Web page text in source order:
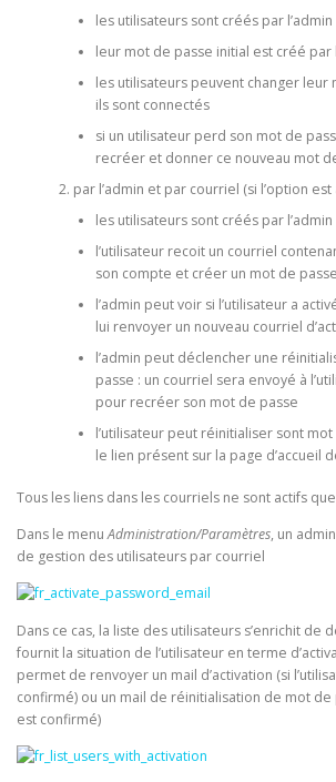
les utilisateurs sont créés par l’admin
leur mot de passe initial est créé par
les utilisateurs peuvent changer leur
ils sont connectés
si un utilisateur perd son mot de
recréer et donner ce nouveau mot
par l’admin et par courriel (si l’option est
les utilisateurs sont créés par l’admin
l’utilisateur recoit un courriel
son compte et créer un mot de passe
l’admin peut voir si l’utilisateur a
lui renvoyer un nouveau courriel
l’admin peut déclencher une
passe : un courriel sera envoyé à
pour recréer son mot de passe
l’utilisateur peut réinitialiser sont
le lien présent sur la page d’accueil
Tous les liens dans les courriels ne sont actifs
Dans le menuAdministration/Paramètres, un
de gestion des utilisateurs par courriel
Dans ce cas, la liste des utilisateurs s’enrichit de
fournit la situation de l’utilisateur en terme
permet de renvoyer un mail d’activation (si
confirmé) ou un mail de réinitialisation de mot de
est confirmé)